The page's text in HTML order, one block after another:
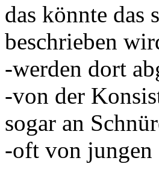
das könnte das
beschrieben
-werden dort
-von der
sogar an
-oft von jungen